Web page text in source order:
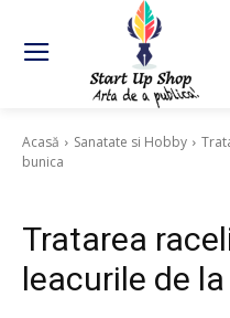
Acasă Sanatate si Hobby
bunica
Tratarea
leacurile de